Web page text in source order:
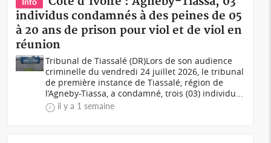
individus condamnés à des peines de 05
à 20 ans de prison pour viol et de viol en
réunion
Tribunal de Tiassalé (DR)Lors de son audience
criminelle du vendredi 24 juillet 2026, le tribunal
de première instance de Tiassalé, région de
l’Agneby-Tiassa, a condamné, trois (03) individu...
il y a 1 semaine